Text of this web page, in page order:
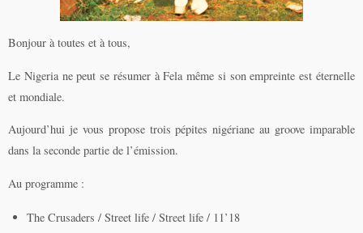
Bonjour à toutes et à tous,
Le Nigeria ne peut se résumer à Fela même si son empreinte est éternelle
et mondiale.
Aujourd’hui je vous propose trois pépites nigériane au groove imparable
dans la seconde partie de l’émission.
Au programme :
The Crusaders / Street life / Street life / 11’18